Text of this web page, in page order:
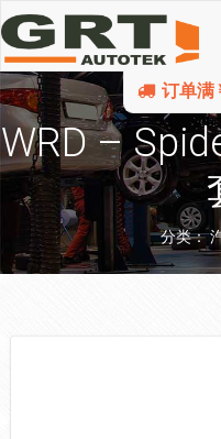
订单满
WRD –
分类：